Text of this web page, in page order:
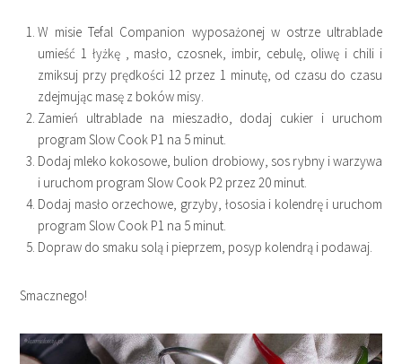
W misie Tefal Companion wyposażonej w ostrze ultrablade
umieść 1 łyżkę , masło, czosnek, imbir, cebulę, oliwę i chili i
zmiksuj przy prędkości 12 przez 1 minutę, od czasu do czasu
zdejmując masę z boków misy.
Zamień ultrablade na mieszadło, dodaj cukier i uruchom
program Slow Cook P1 na 5 minut.
Dodaj mleko kokosowe, bulion drobiowy, sos rybny i warzywa
i uruchom program Slow Cook P2 przez 20 minut.
Dodaj masło orzechowe, grzyby, łososia i kolendrę i uruchom
program Slow Cook P1 na 5 minut.
Dopraw do smaku solą i pieprzem, posyp kolendrą i podawaj.
Smacznego!